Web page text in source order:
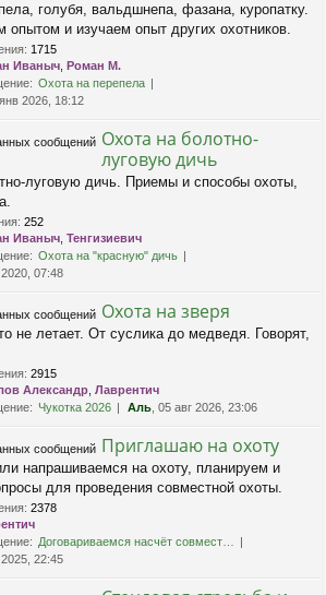
голубя, вальдшнепа, фазана, куропатку.
опытом и изучаем опыт других охотников.
: 1715
Иваныч Роман М.
Охота на перепела
янв 2026, 18:12
Охота на болотно-
луговую дичь
луговую дичь. Приемы и способы охоты,
: 252
Иваныч Тенгизиевич
Охота на "красную" дичь
07:48
Охота на зверя
не летает. От суслика до медведя. Говорят,
: 2915
Александр Лаврентич
Чукотка 2026 Аль , 05 авг 2026, 23:06
Приглашаю на охоту
напрашиваемся на охоту, планируем и
для проведения совместной охоты.
: 2378
Договариваемся насчёт совмест…
2025, 22:45